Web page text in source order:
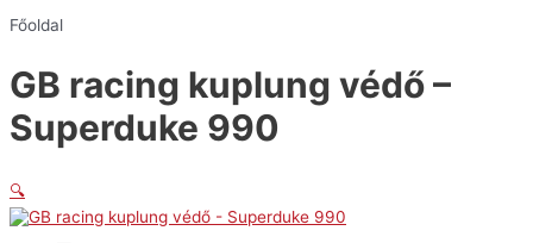
Főoldal
GB racing kuplung védő –
Superduke 990
🔍